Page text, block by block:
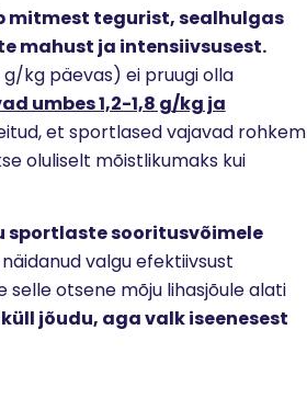
mitmest tegurist, sealhulgas
mahust ja intensiivsusest.
kg päevas) ei pruugi olla
umbes 1,2-1,8 g/kg ja
et sportlased vajavad rohkem
oluliselt mõistlikumaks kui
sportlaste sooritusvõimele
valgu efektiivsust
selle otsene mõju lihasjõule alati
jõudu, aga valk iseenesest